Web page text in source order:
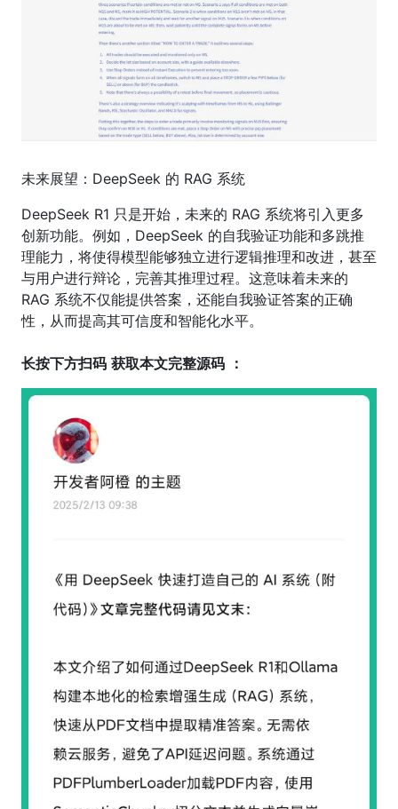
未来展望：DeepSeek 的 RAG 系统
DeepSeek R1 只是开始，未来的 RAG 系统将引入更多
创新功能。例如，DeepSeek 的自我验证功能和多跳推
理能力，将使得模型能够独立进行逻辑推理和改进，甚至
与用户进行辩论，完善其推理过程。这意味着未来的
RAG 系统不仅能提供答案，还能自我验证答案的正确
性，从而提高其可信度和智能化水平。
长按下方扫码 获取本文完整源码 ：